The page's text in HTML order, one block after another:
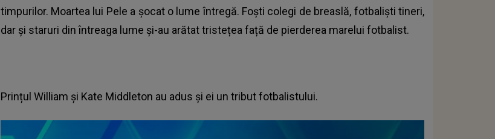
timpurilor. Moartea lui Pele a șocat o lume întregă. Foști colegi de breaslă, fotbaliști tineri,
dar și staruri din întreaga lume și-au arătat tristețea față de pierderea marelui fotbalist.
Prințul William și Kate Middleton au adus și ei un tribut fotbalistului.